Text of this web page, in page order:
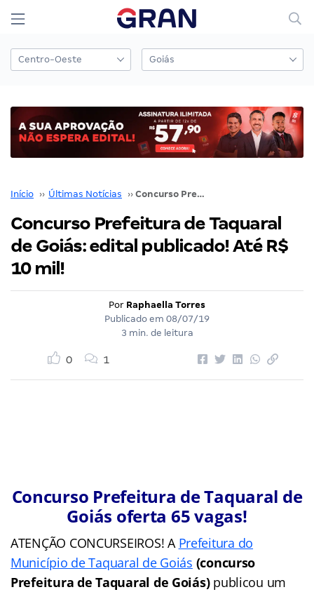
Início ›› Últimas Notícias ›› Concurso Prefeitura de Taquaral de Goiás: edital publicado! Até R$ 10 mil!
Concurso Prefeitura de Taquaral
de Goiás: edital publicado! Até R$
10 mil!
Por Raphaella Torres
Publicado em 08/07/19
3 min. de leitura
0 1
Concurso Prefeitura de Taquaral de
Goiás oferta 65 vagas!
ATENÇÃO CONCURSEIROS! A Prefeitura do
Município de Taquaral de Goiás (concurso
Prefeitura de Taquaral de Goiás)publicou um